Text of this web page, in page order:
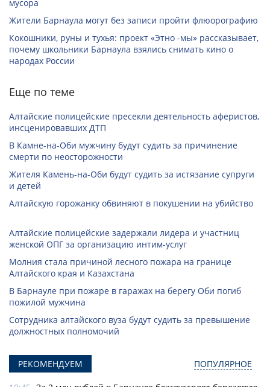
мусора
Жители Барнаула могут без записи пройти флюорографию
Кокошники, руны и тухья: проект «Этно -мы» рассказывает,
почему школьники Барнаула взялись снимать кино о
народах России
Еще по теме
Алтайские полицейские пресекли деятельность аферистов,
инсценировавших ДТП
В Камне-на-Оби мужчину будут судить за причинение
смерти по неосторожности
Жителя Камень-на-Оби будут судить за истязание супруги
и детей
Алтайскую горожанку обвиняют в покушении на убийство
Алтайские полицейские задержали лидера и участниц
женской ОПГ за организацию интим-услуг
Молния стала причиной лесного пожара на границе
Алтайского края и Казахстана
В Барнауле при пожаре в гаражах на берегу Оби погиб
пожилой мужчина
Сотрудника алтайского вуза будут судить за превышение
должностных полномочий
РЕКОМЕНДУЕМ ПОПУЛЯРНОЕ